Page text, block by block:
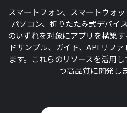
スマートフォン、スマートウォ
パソコン、折りたたみ式デバイ
のいずれを対象にアプリを構築
ドサンプル、ガイド、API リフ
ます。これらのリソースを活用
つ高品質に開発し